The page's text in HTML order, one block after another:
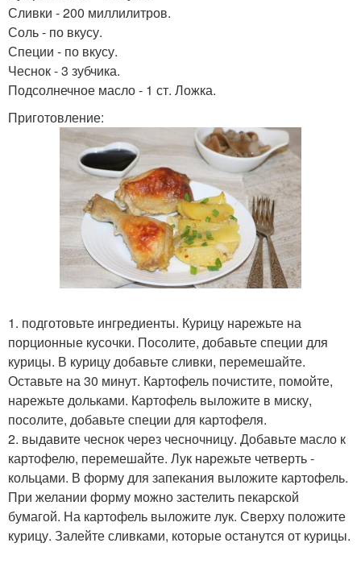
Сливки - 200 миллилитров.
Соль - по вкусу.
Специи - по вкусу.
Чеснок - 3 зубчика.
Подсолнечное масло - 1 ст. Ложка.
Приготовление:
1. подготовьте ингредиенты. Курицу нарежьте на
порционные кусочки. Посолите, добавьте специи для
курицы. В курицу добавьте сливки, перемешайте.
Оставьте на 30 минут. Картофель почистите, помойте,
нарежьте дольками. Картофель выложите в миску,
посолите, добавьте специи для картофеля.
2. выдавите чеснок через чесночницу. Добавьте масло к
картофелю, перемешайте. Лук нарежьте четверть -
кольцами. В форму для запекания выложите картофель.
При желании форму можно застелить пекарской
бумагой. На картофель выложите лук. Сверху положите
курицу. Залейте сливками, которые останутся от курицы.